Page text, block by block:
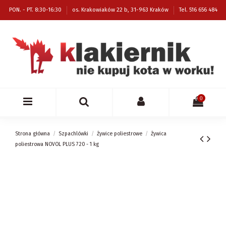
PON. - PT. 8:30-16:30 os. Krakowiaków 22 b, 31-963 Kraków Tel. 516 656 484
0
Strona główna Szpachlówki Żywice poliestrowe
Żywica
poliestrowa NOVOL PLUS 720 - 1 kg